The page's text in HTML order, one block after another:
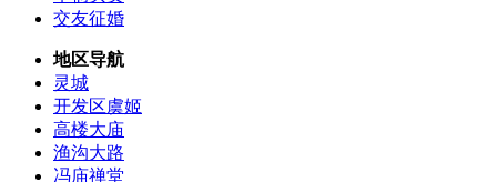
交友征婚
地区导航
灵城
开发区虞姬
高楼大庙
渔沟大路
冯庙禅堂